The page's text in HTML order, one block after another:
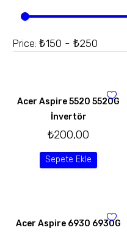
Price: ₺150 - ₺250
Acer Aspire 5520 5520G
İnvertör
₺200,00
Sepete Ekle
Acer Aspire 6930 6930G